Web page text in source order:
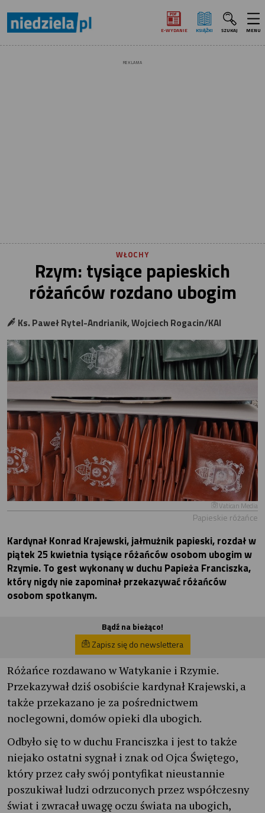
E‑WYDANIE KSIĄŻKI SZUKAJ MENU
REKLAMA
WŁOCHY
Rzym: tysiące papieskich
różańców rozdano ubogim
Ks. Paweł Rytel-Andrianik, Wojciech Rogacin/KAI
Vatican Media
Papieskie różańce
Kardynał Konrad Krajewski, jałmużnik papieski, rozdał w
piątek 25 kwietnia tysiące różańców osobom ubogim w
Rzymie. To gest wykonany w duchu Papieża Franciszka,
który nigdy nie zapominał przekazywać różańców
osobom spotkanym.
Bądź na bieżąco!
Zapisz się do newslettera
Różańce rozdawano w Watykanie i Rzymie.
Przekazywał dziś osobiście kardynał Krajewski, a
także przekazano je za pośrednictwem
noclegowni, domów opieki dla ubogich.
Odbyło się to w duchu Franciszka i jest to także
niejako ostatni sygnał i znak od Ojca Świętego,
który przez cały swój pontyfikat nieustannie
poszukiwał ludzi odrzuconych przez współczesny
świat i zwracał uwagę oczu świata na ubogich,